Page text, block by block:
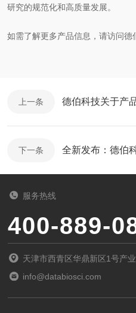
研究的规范化和高质量发展。
如需了解更多产品信息，请访问德
上一条 德伯科技关于产
下一条
服务热线
400-889-
天津市西青区华鼎新区1号产
info@databiosci.com